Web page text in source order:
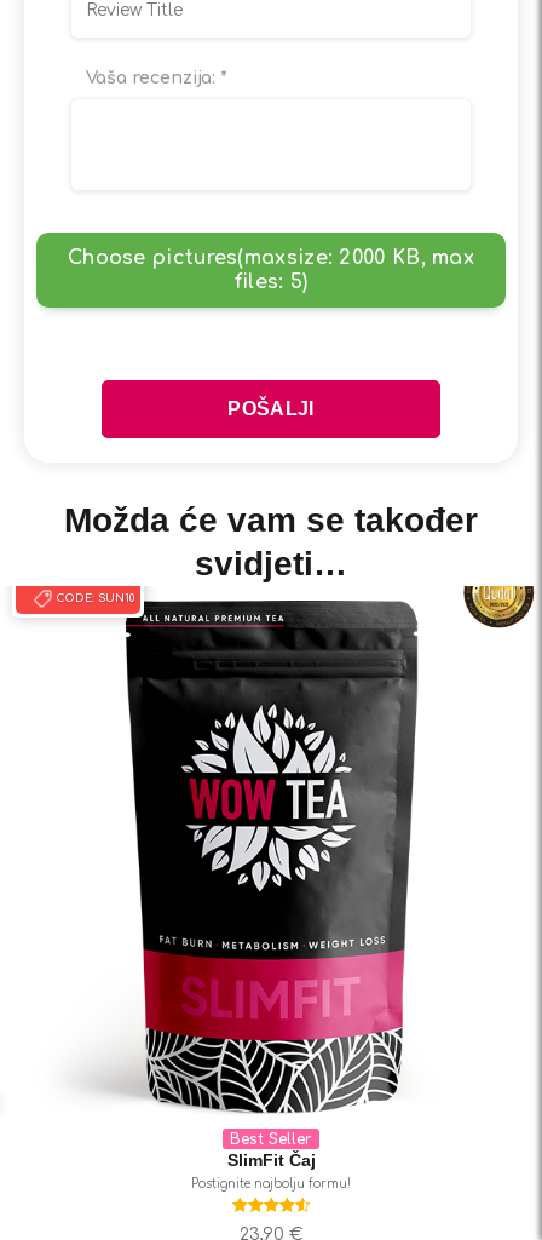
Vaša recenzija: *
Choose pictures(maxsize: 2000 KB, max
files: 5)
Možda će vam se također
svidjeti…
CODE: SUN10
Best Seller
SlimFit Čaj
Postignite najbolju formu!
Ocjenjeno
23,90 €